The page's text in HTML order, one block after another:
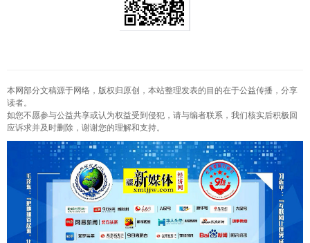
本网部分文稿源于网络，版权归原创，本站整理发表的目的在于公益传播，分享
读者。
如您不愿参与公益共享或认为权益受到侵犯，请与编者联系，我们核实后积极回
应诉求并及时删除，谢谢您的理解和支持。